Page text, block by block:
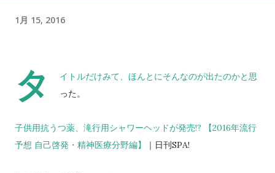
1月 15, 2016
タ
イトルだけみて、ほんとにそんなのが出たのかと思
った。
子供用抗うつ薬、滝行用シャワーヘッドが発売!? 【2016年流行
予想 自己啓発・精神医療分野編】
｜日刊SPA!